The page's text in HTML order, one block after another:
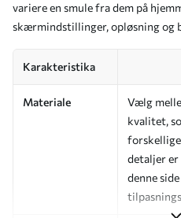
variere en smule fra dem på
skærmindstillinger, opløsning og
Karakteristika
Materiale
Vælg
kvalitet,
detaljer
denne